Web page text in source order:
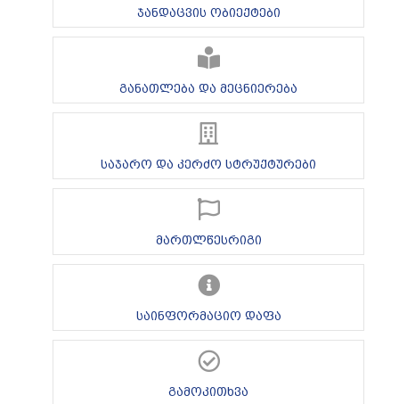
ჯანდაცვის ობიექტები
განათლება და მეცნიერება
საჯარო და კერძო სტრუქტურები
მართლწესრიგი
საინფორმაციო დაფა
გამოკითხვა